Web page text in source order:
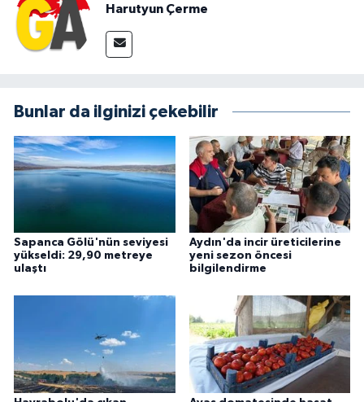
Harutyun Çerme
Bunlar da ilginizi çekebilir
Sapanca Gölü'nün seviyesi
yükseldi: 29,90 metreye
ulaştı
Aydın'da incir üreticilerine
yeni sezon öncesi
bilgilendirme